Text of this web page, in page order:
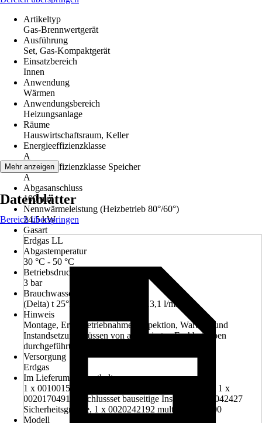
Artikeltyp
Gas-Brennwertgerät
Ausführung
Set, Gas-Kompaktgerät
Einsatzbereich
Innen
Anwendung
Wärmen
Anwendungsbereich
Heizungsanlage
Räume
Hauswirtschaftsraum, Keller
Energieeffizienzklasse
A
Energieeffizienzklasse Speicher
A
Abgasanschluss
100 mm
Nennwärmeleistung (Heizbetrieb 80°/60°)
24,5 kW
Gasart
Erdgas LL
Abgastemperatur
30 °C - 50 °C
Betriebsdruck
3 bar
Brauchwasserdurchsatz
(Delta) t 25°K (von 10° auf 35°) 13,1 l/min
Hinweis
Montage, Erstinbetriebnahme, Inspektion, Wartung und
Instandsetzung müssen von autorisierten Fachbetrieben
durchgeführt werden.
Versorgung
Erdgas
Im Lieferumfang enthalten
1 x 0010015603 ecoCOMPACT VSC 206/4-5 150, 1 x
0020170491 Anschlussset bauseitige Inst., 1 x 0020042427
Sicherheitsgruppe, 1 x 0020242192 multiMATIC 700
Modell
Mehr anzeigen
Datenblätter
Bereich überspringen